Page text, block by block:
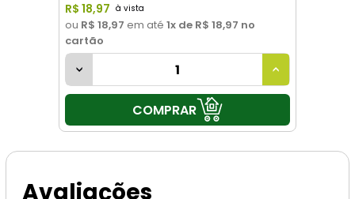
R$ 18,97
ou R$ 18,97 em até 1x de R$ 18,97 no
cartão
COMPRAR
Avaliações